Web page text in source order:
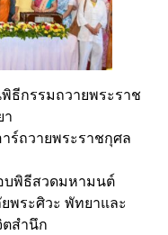
ธีกรรมถวายพระราช
า
ร์ถวายพระราชกุศล
บพิธีสวดมหามนต์
พระศิวะ พัทยาและ
สำนึก